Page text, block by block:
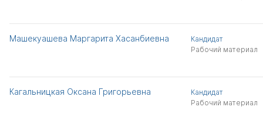
Машекуашева Маргарита Хасанбиевна
Кандидат
Рабочий материал
Кагальницкая Оксана Григорьевна
Кандидат
Рабочий материал